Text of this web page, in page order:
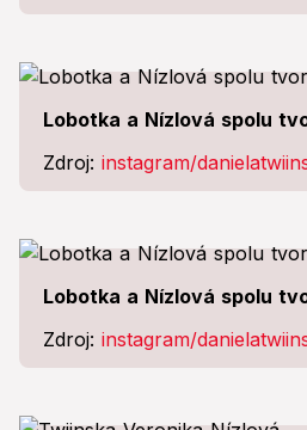
Lobotka a Nízlová spolu
Zdroj: instagram/
Lobotka a Nízlová spolu
Zdroj: instagram/